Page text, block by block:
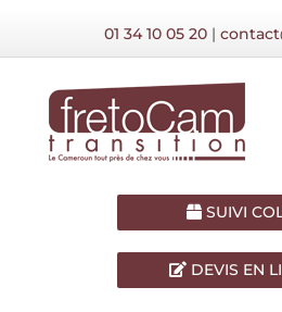
01 34 10 05 20|
SUIVI
DEVIS EN